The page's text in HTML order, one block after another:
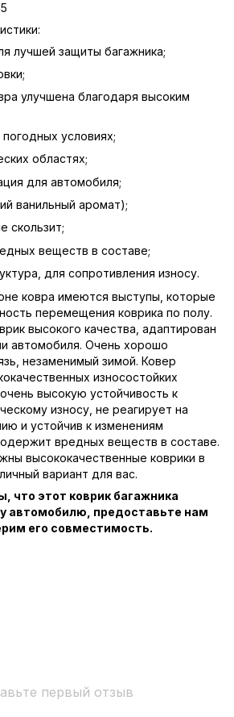
лучшей защиты багажника;
улучшена благодаря высоким
условиях;
областях;
для автомобиля;
ванильный аромат);
скользит;
веществ в составе;
для сопротивления износу.
ковра имеются выступы, которые
перемещения коврика по полу.
высокого качества, адаптирован
автомобиля. Очень хорошо
незаменимый зимой. Ковер
износостойких
высокую устойчивость к
износу, не реагирует на
и устойчив к изменениям
вредных веществ в составе.
высококачественные коврики в
вариант для вас.
что этот коврик багажника
автомобилю, предоставьте нам
его совместимость.
первый отзыв